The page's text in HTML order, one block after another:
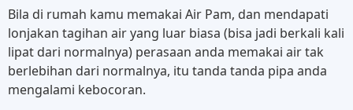
Bila di rumah kamu memakai Air Pam, dan mendapati
lonjakan tagihan air yang luar biasa (bisa jadi berkali kali
lipat dari normalnya) perasaan anda memakai air tak
berlebihan dari normalnya, itu tanda tanda pipa anda
mengalami kebocoran.